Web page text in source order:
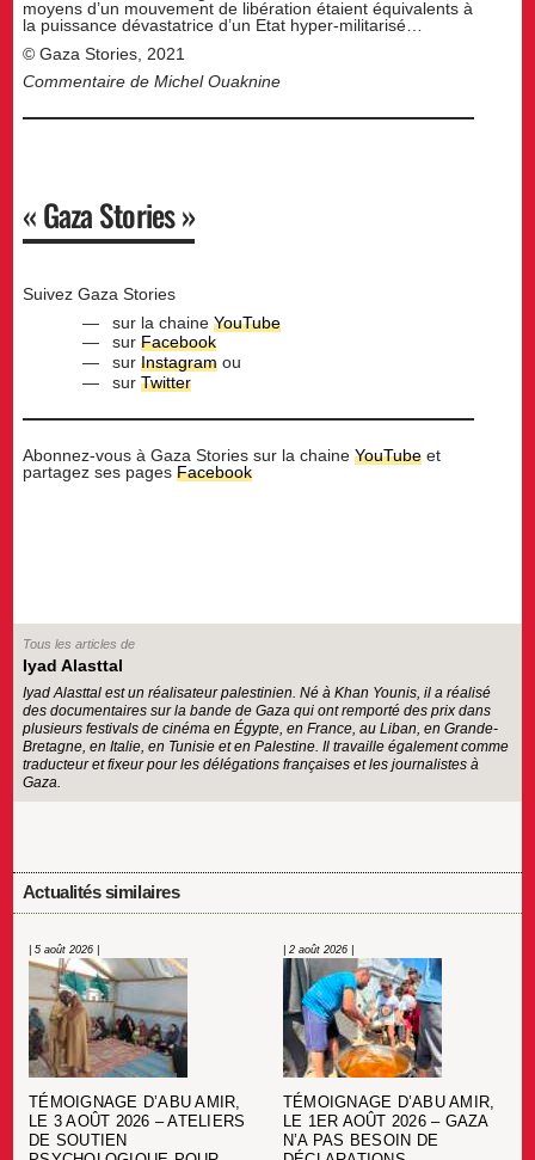
moyens d’un mouvement de libération étaient équivalents à
la puissance dévastatrice d’un Etat hyper-militarisé…
© Gaza Stories, 2021
Commentaire de Michel Ouaknine
« Gaza Stories »
Suivez Gaza Stories
sur la chaineYouTube
surFacebook
surInstagram ou
surTwitter
Abonnez-vous à Gaza Stories sur la chaineYouTube et
partagez ses pagesFacebook
Tous les articles de
Iyad Alasttal
Iyad Alasttal est un réalisateur palestinien. Né à Khan Younis, il a réalisé
des documentaires sur la bande de Gaza qui ont remporté des prix dans
plusieurs festivals de cinéma en Égypte, en France, au Liban, en Grande-
Bretagne, en Italie, en Tunisie et en Palestine. Il travaille également comme
traducteur et fixeur pour les délégations françaises et les journalistes à
Gaza.
Actualités similaires
| 5 août 2026 |
TÉMOIGNAGE D’ABU AMIR,
LE 3 AOÛT 2026 – ATELIERS
DE SOUTIEN
| 2 août 2026 |
TÉMOIGNAGE D’ABU AMIR,
LE 1ER AOÛT 2026 – GAZA
N’A PAS BESOIN DE